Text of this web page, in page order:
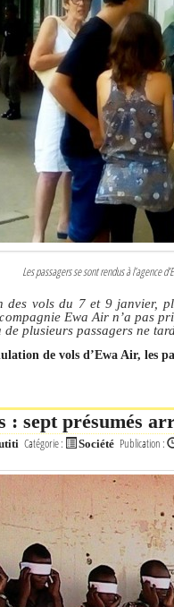
Les passagers se sont rendus à l’agence
des vols du 7 et 9 janvier,
Ewa Air n’a pas
plusieurs passagers ne
de vols d’Ewa Air, les
: sept présumés
Catégorie : Société Publication :